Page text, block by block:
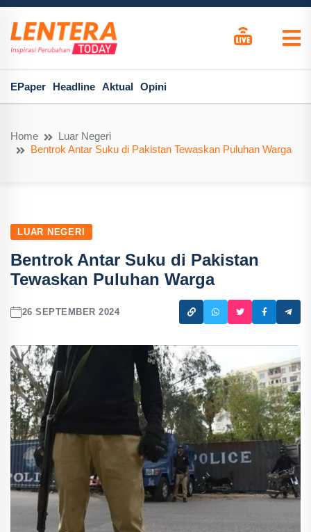
EPaper Headline Aktual Opini
Home
Luar Negeri
Bentrok Antar Suku di Pakistan Tewaskan Puluhan Warga
LUAR NEGERI
Bentrok Antar Suku di Pakistan
Tewaskan Puluhan Warga
26 SEPTEMBER 2024